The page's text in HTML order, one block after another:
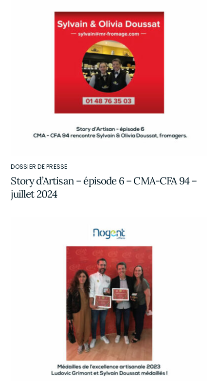
DOSSIER DE PRESSE
Story d’Artisan – épisode 6 – CMA-CFA 94 –
juillet 2024